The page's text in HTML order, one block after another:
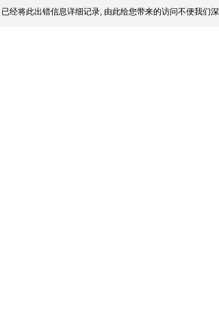
经将此出错信息详细记录, 由此给您带来的访问不便我们